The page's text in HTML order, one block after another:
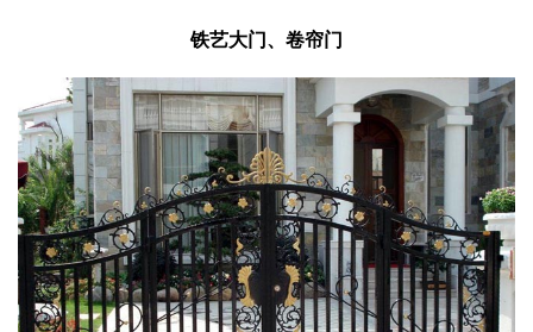
铁艺大门、卷帘门